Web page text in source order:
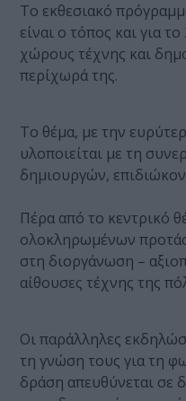
Το εκθεσιακό
είναι ο τόπος και για
χώρους τέχνης και
περίχωρά της.
Το θέμα, με την
υλοποιείται με τη
δημιουργών,
Πέρα από το κεντρικό
ολοκληρωμένων
στη διοργάνωση –
αίθουσες τέχνης της
Οι παράλληλες
τη γνώση τους για τη
δράση απευθύνεται σε